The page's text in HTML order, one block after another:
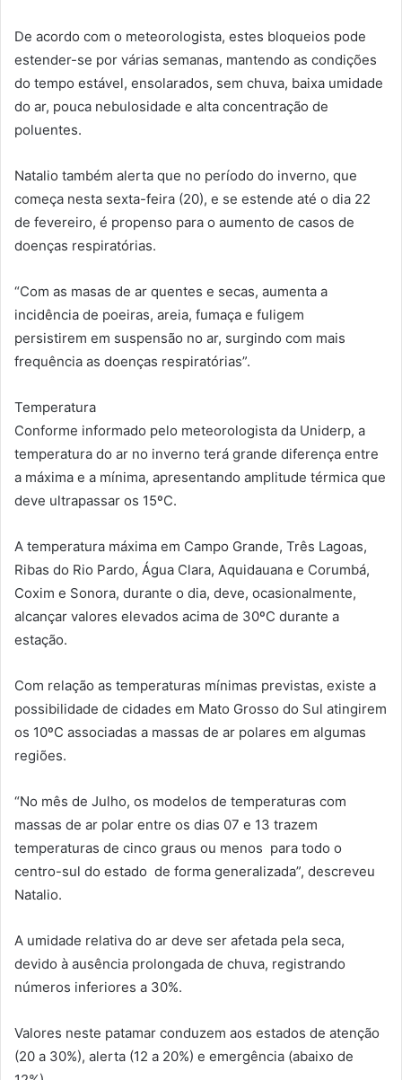
De acordo com o meteorologista, estes bloqueios pode
estender-se por várias semanas, mantendo as condições
do tempo estável, ensolarados, sem chuva, baixa umidade
do ar, pouca nebulosidade e alta concentração de
poluentes.
Natalio também alerta que no período do inverno, que
começa nesta sexta-feira (20), e se estende até o dia 22
de fevereiro, é propenso para o aumento de casos de
doenças respiratórias.
“Com as masas de ar quentes e secas, aumenta a
incidência de poeiras, areia, fumaça e fuligem
persistirem em suspensão no ar, surgindo com mais
frequência as doenças respiratórias”.
Temperatura
Conforme informado pelo meteorologista da Uniderp, a
temperatura do ar no inverno terá grande diferença entre
a máxima e a mínima, apresentando amplitude térmica que
deve ultrapassar os 15ºC.
A temperatura máxima em Campo Grande, Três Lagoas,
Ribas do Rio Pardo, Água Clara, Aquidauana e Corumbá,
Coxim e Sonora, durante o dia, deve, ocasionalmente,
alcançar valores elevados acima de 30ºC durante a
estação.
Com relação as temperaturas mínimas previstas, existe a
possibilidade de cidades em Mato Grosso do Sul atingirem
os 10ºC associadas a massas de ar polares em algumas
regiões.
“No mês de Julho, os modelos de temperaturas com
massas de ar polar entre os dias 07 e 13 trazem
temperaturas de cinco graus ou menos para todo o
centro-sul do estado de forma generalizada”, descreveu
Natalio.
A umidade relativa do ar deve ser afetada pela seca,
devido à ausência prolongada de chuva, registrando
números inferiores a 30%.
Valores neste patamar conduzem aos estados de atenção
(20 a 30%), alerta (12 a 20%) e emergência (abaixo de